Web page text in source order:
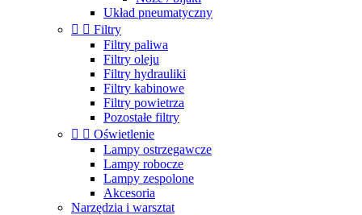
Układ pneumatyczny
  Filtry
Filtry paliwa
Filtry oleju
Filtry hydrauliki
Filtry kabinowe
Filtry powietrza
Pozostałe filtry
  Oświetlenie
Lampy ostrzegawcze
Lampy robocze
Lampy zespolone
Akcesoria
Narzędzia i warsztat